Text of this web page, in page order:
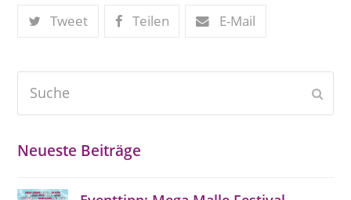
Tweet Teilen E-Mail
Neueste Beiträge